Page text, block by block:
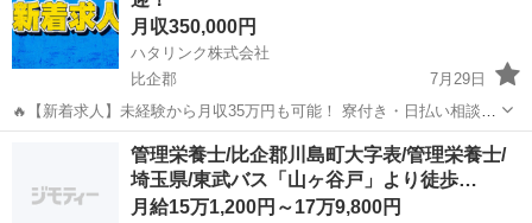
月収350,000円
ハタリンク株式会社
比企郡
7月29日
🔥【新着求人】未経験から月収35万円も可能！ 寮付き・日払い相談
OK！ 新しいお仕事を探している方を募集しています！ 「すぐ働きた
い」 「住む場所も一緒に探したい」 「未経験からしっかり稼ぎたい」
比企郡 工場 未経験
管理栄養士/比企郡川島町大字表/管理栄養士/
埼玉県/東武バス「山ヶ谷戸」より徒歩…
月給15万1,200円～17万9,800円